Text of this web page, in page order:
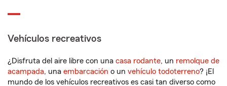
Vehículos recreativos
¿Disfruta del aire libre con una casa rodante, un remolque de
acampada, una embarcación o un vehículo todoterreno? ¡El
mundo de los vehículos recreativos es casi tan diverso como